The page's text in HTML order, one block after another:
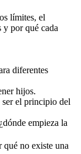
límites, el
y por qué cada
diferentes
hijos.
ser el principio del
empieza la
qué no existe una